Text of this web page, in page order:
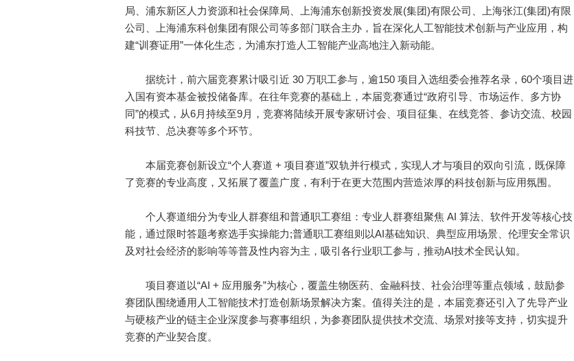
局、浦东新区人力资源和社会保障局、上海浦东创新投资发展(集团)有限公司、上海张江(集团)有限
公司、上海浦东科创集团有限公司等多部门联合主办，旨在深化人工智能技术创新与产业应用，构
建“训赛证用”一体化生态，为浦东打造人工智能产业高地注入新动能。
据统计，前六届竞赛累计吸引近 30 万职工参与，逾150 项目入选组委会推荐名录，60个项目进
入国有资本基金被投储备库。在往年竞赛的基础上，本届竞赛通过“政府引导、市场运作、多方协
同”的模式，从6月持续至9月，竞赛将陆续开展专家研讨会、项目征集、在线竞答、参访交流、校园
科技节、总决赛等多个环节。
本届竞赛创新设立“个人赛道 + 项目赛道”双轨并行模式，实现人才与项目的双向引流，既保障
了竞赛的专业高度，又拓展了覆盖广度，有利于在更大范围内营造浓厚的科技创新与应用氛围。
个人赛道细分为专业人群赛组和普通职工赛组：专业人群赛组聚焦 AI 算法、软件开发等核心技
能，通过限时答题考察选手实操能力;普通职工赛组则以AI基础知识、典型应用场景、伦理安全常识
及对社会经济的影响等等普及性内容为主，吸引各行业职工参与，推动AI技术全民认知。
项目赛道以“AI + 应用服务”为核心，覆盖生物医药、金融科技、社会治理等重点领域，鼓励参
赛团队围绕通用人工智能技术打造创新场景解决方案。值得关注的是，本届竞赛还引入了先导产业
与硬核产业的链主企业深度参与赛事组织，为参赛团队提供技术交流、场景对接等支持，切实提升
竞赛的产业契合度。